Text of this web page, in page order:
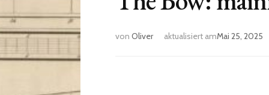
von Oliver aktualisiert amMai 25, 2025